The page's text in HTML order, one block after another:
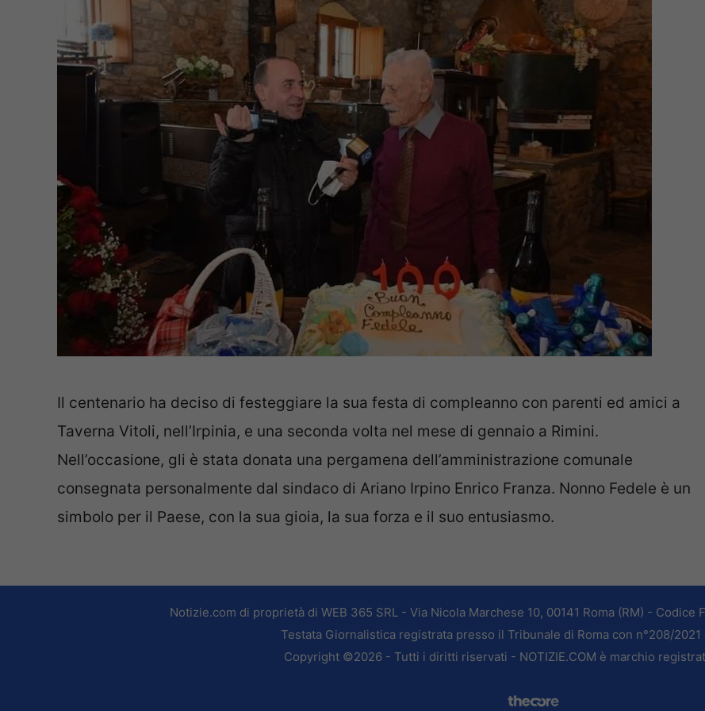
Il centenario ha deciso di festeggiare la sua festa di compleanno con parenti ed amici a
Taverna Vitoli, nell’Irpinia, e una seconda volta nel mese di gennaio a Rimini.
Nell’occasione, gli è stata donata una pergamena dell’amministrazione comunale
consegnata personalmente dal sindaco di Ariano Irpino Enrico Franza. Nonno Fedele è un
simbolo per il Paese, con la sua gioia, la sua forza e il suo entusiasmo.
Notizie.com di proprietà di WEB 365 SRL - Via Nicola Marchese 10, 00141 Roma (RM) - Codice
Testata Giornalistica registrata presso il Tribunale di Roma con n°208/2021
Copyright ©2026 - Tutti i diritti riservati - NOTIZIE.COM è marchio